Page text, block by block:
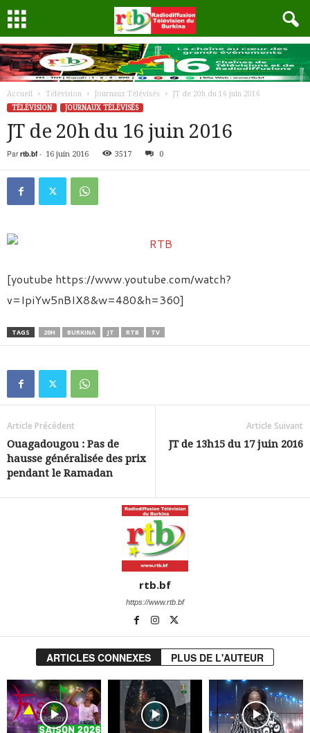
Accueil Télévision Journaux Télévisés
JT de 20h du 16 juin 2016
TÉLÉVISION
JOURNAUX TÉLÉVISÉS
JT de 20h du 16 juin 2016
Par rtb.bf- 16 juin 2016 3517 0
[youtube https://www.youtube.com/watch?
v=IpiYw5nBIX8&w=480&h=360]
TAGS 20H BURKINA JT RTB TV
Article Précédent
Ouagadougou : Pas de
hausse généralisée des prix
pendant le Ramadan
Article Suivant
JT de 13h15 du 17 juin 2016
rtb.bf
https://www.rtb.bf
ARTICLES CONNEXES PLUS DE L'AUTEUR